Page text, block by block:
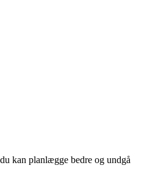
kan planlægge bedre og undgå